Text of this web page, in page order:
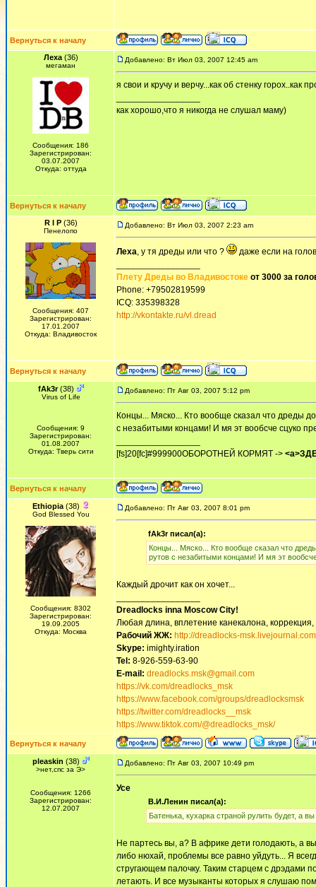
Вернуться к началу
Леха(36)
мегаман
Сообщения: 186
Зарегистрирован:
03.07.2007
Откуда: оттуда
Добавлено: Вт Июл 03, 2007 12:45 am
я свои и кручу и верчу...как об стенку горох..как
как хорошо,что я никогда не слушал маму)
Вернуться к началу
R I P(36)
Пенелопо
Сообщения: 407
Зарегистрирован:
17.01.2007
Откуда: Владивосток
Добавлено: Вт Июл 03, 2007 2:23 am
Леха, у тя дреды или что ?
даже если на
Плету Дреды во Владивостоке от 3000 за
Phone: +79502819599
ICQ: 335398328
http://vkontakte.ru/vl.dread
Вернуться к началу
fAk3r(38)
Virus of Life
Сообщения: 9
Зарегистрирован:
01.08.2007
Откуда: Тверь сити
Добавлено: Пт Авг 03, 2007 5:12 pm
Концы... Мяско... Кто вообще сказал что дреды
с незабитыми концами! И мя эт вообсче сцуко
[fs]20[fc]#999900ОБОРОТНЕЙ КОРМЯТ ->
Вернуться к началу
Ethiopia(38)
God Blessed You
Сообщения: 8302
Зарегистрирован:
19.09.2005
Откуда: Москва
Добавлено: Пт Авг 03, 2007 8:01 pm
fAk3r писал(а):
Концы... Мяско... Кто вообще сказал что
рутов с незабитыми концами! И мя эт
Каждый дрочит как он хочет...
Dreadlocks inna Moscow Сity!
Любая длина, вплетение канекалона,
Рабочий ЖЖ: http://dreadlocks-
Skype: imighty.iration
Tel: 8-926-559-63-90
E-mail: dreadlocks.msk@gmail.com
https://vk.com/dreadlocks_msk
https://www.facebook.com/groups/dreadlocksmsk
https://twitter.com/dreadlocks__msk
https://www.tiktok.com/@dreadlocks_msk/
Вернуться к началу
pleaskin (38)
>нет,спс за Э>
Сообщения: 1266
Зарегистрирован:
12.07.2007
Добавлено: Пт Авг 03, 2007 10:49 pm
Усе
В.И.Ленин писал(а):
Батенька, кухарка страной рулить будет, а
Не партесь вы, а? В африке дети голодають, а
либо нюхай, проблемы все равно уйдуть... Я
стругающем палочку. Таким старцем с дрэдами
летають. И все музыканты которых я слушаю